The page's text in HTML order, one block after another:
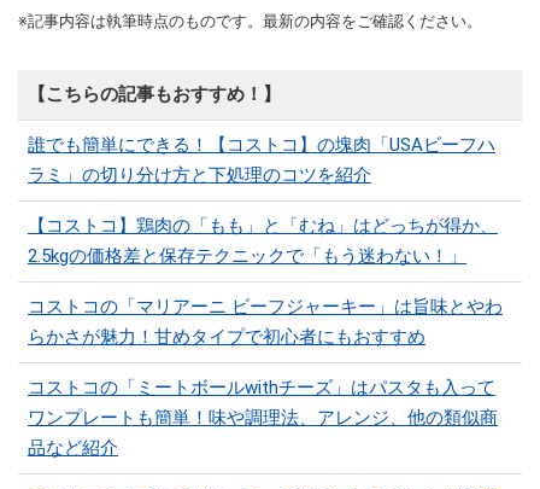
※記事内容は執筆時点のものです。最新の内容をご確認ください。
【こちらの記事もおすすめ！】
誰でも簡単にできる！【コストコ】の塊肉「USAビーフハ
ラミ」の切り分け方と下処理のコツを紹介
【コストコ】鶏肉の「もも」と「むね」はどっちが得か、
2.5kgの価格差と保存テクニックで「もう迷わない！」
コストコの「マリアーニ ビーフジャーキー」は旨味とやわ
らかさが魅力！甘めタイプで初心者にもおすすめ
コストコの「ミートボールwithチーズ」はパスタも入って
ワンプレートも簡単！味や調理法、アレンジ、他の類似商
品など紹介